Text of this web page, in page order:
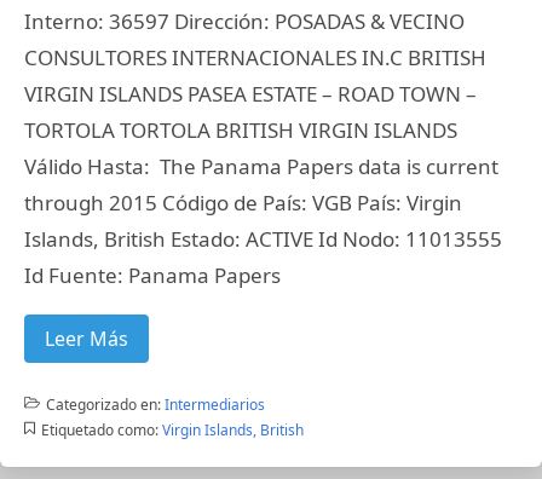
Interno: 36597 Dirección: POSADAS & VECINO
CONSULTORES INTERNACIONALES IN.C BRITISH
VIRGIN ISLANDS PASEA ESTATE – ROAD TOWN –
TORTOLA TORTOLA BRITISH VIRGIN ISLANDS
Válido Hasta: The Panama Papers data is current
through 2015 Código de País: VGB País: Virgin
Islands, British Estado: ACTIVE Id Nodo: 11013555
Id Fuente: Panama Papers
Leer Más
Categorizado en:Intermediarios
Etiquetado como: Virgin Islands, British